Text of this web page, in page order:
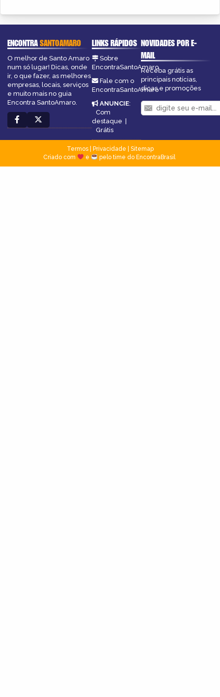
ENCONTRASANTOAMARO
O melhor de Santo Amaro
num só lugar! Dicas, onde
ir, o que fazer, as melhores
empresas, locais, serviços
e muito mais no guia
Encontra SantoAmaro.
LINKS RÁPIDOS
Sobre
EncontraSantoAmaro
Fale com o
EncontraSantoAmaro
ANUNCIE:
Com
destaque
Grátis
NOVIDADES POR E-
MAIL
Receba grátis as
principais notícias,
dicas e promoções
Termos| Privacidade
Sitemap
Criado com
e pelo time do EncontraBrasil